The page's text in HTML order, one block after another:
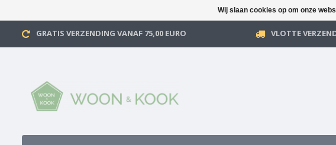
GRATIS VERZENDING VANAF 75,00 EURO VLOTTE
Wij slaan cookies op om onze